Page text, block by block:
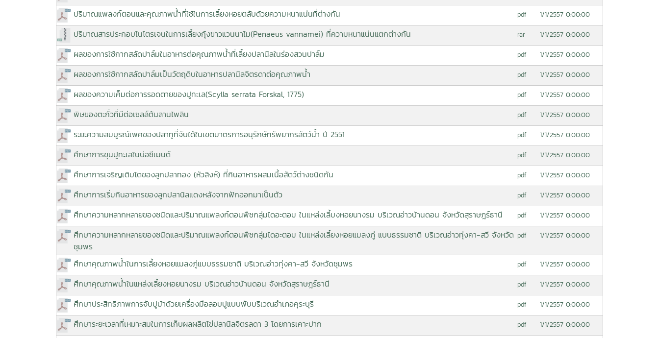
ปริมาณแพลงก์ตอนและคุณภาพน้ำที่ใช้ในการเลี้ยงหอยตลับด้วยความหนาแน่นที่ต่างกัน pdf 1/1/2557 0:00:00
ปริมาณสารประกอบไนโตรเจนในการเลี้ยงกุ้งขาวแวนนาไม(Penaeus vannamei) ที่ความหนาแน่นแตกต่างกัน rar 1/1/2557 0:00:00
ผลของการใช้กากสลัดปาล์มในอาหารต่อคุณภาพน้ำที่เลี้ยงปลานิลในร่องสวนปาล์ม pdf 1/1/2557 0:00:00
ผลของการใช้กากสลัดปาล์มเป็นวัตถุดิบในอาหารปลานิลจิตรดาต่อคุณภาพน้ำ pdf 1/1/2557 0:00:00
ผลของความเค็มต่อการรอดตายของปูทะเล(Scylla serrata Forskal, 1775) pdf 1/1/2557 0:00:00
พิษของตะกั่วที่มีต่อเซลล์ต้นลานไพลิน pdf 1/1/2557 0:00:00
ระยะความสมบูรณ์เพศของปลาทูที่จับได้ในเขตมาตรการอนุรักษ์ทรัพยากรสัตว์น้ำ ปี 2551 pdf 1/1/2557 0:00:00
ศึกษาการขุนปูทะเลในบ่อซีเมนต์ pdf 1/1/2557 0:00:00
ศึกษาการเจริญเติบโตของลูกปลาทอง (หัวสิงห์) ที่กินอาหารผสมเนื้อสัตว์ต่างชนิดกัน pdf 1/1/2557 0:00:00
ศึกษาการเริ่มกินอาหารของลูกปลานิลแดงหลังจากฟักออกมาเป็นตัว pdf 1/1/2557 0:00:00
ศึกษาความหลากหลายของชนิดและปริมาณแพลงก์ตอนพืชกลุ่มไดอะตอม ในแหล่งเลี้บงหอยนางรม บริเวณอ่าวบ้านดอน จังหวัดสุราษฎร์ธานี pdf 1/1/2557 0:00:00
ศึกษาความหลากหลายของชนิดและปริมาณแพลงก์ตอนพืชกลุ่มไดอะตอม ในแหล่งเลี้ยงหอยแมลงภู่ แบบธรรมชาติ บริเวณอ่าวทุ่งคา-สวี จังหวัด
ชุมพร
pdf 1/1/2557 0:00:00
ศึกษาคุณภาพน้ำในการเลี้ยงหอยแมลงภู่แบบธรรมชาติ บริเวณอ่าวทุ่งคา-สวี จังหวัดชุมพร pdf 1/1/2557 0:00:00
ศึกษาคุณภาพน้ำในแหล่งเลี้ยงหอยนางรม บริเวณอ่าวบ้านดอน จังหวัดสุราษฎร์ธานี pdf 1/1/2557 0:00:00
ศึกษาประสิทธิภาพการจับปูม้าด้วยเครื่องมือลอบปูแบบพับบริเวณอำเภอคุระบุรี pdf 1/1/2557 0:00:00
ศึกษาระยะเวลาที่เหมาะสมในการเก็บผลผลิตไข่ปลานิลจิตรลดา 3 โดยการเคาะปาก pdf 1/1/2557 0:00:00